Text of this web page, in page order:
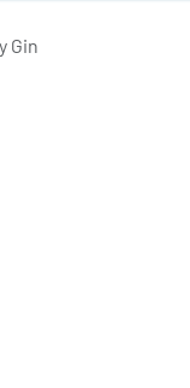
Gin